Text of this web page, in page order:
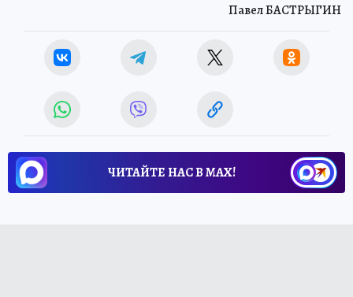
Павел БАСТРЫГИН
ЧИТАЙТЕ НАС В МАХ!